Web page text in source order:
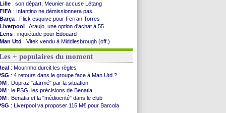
Lille : son départ, Meunier accuse Létang
FIFA : Infantino ne démissionnera pas
Barça : Flick esquive pour Ferran Torres
Liverpool : Araujo, une option d'achat à 55 ...
Lens : inquiétude pour Édouard
Man Utd : Vitek vendu à Middlesbrough (off.)
PSV: Sano recruté pour 14,5 M€ (officiel)
OM: Coventry pense à Angel Gomes
: Rafel Pol satisfait des progrès
: le Barça vainqueur puis battu
: Calhanoglu prêt à prolonger
: Abdelmonem veut rester
: le classement complet
: les résultats de la soirée
: Le Havre renversé par Oviedo
+ populaires du moment
: Mourinho durcit les règles
: 4 retours dans le groupe face à Man Utd ?
: Dupraz "alarmé" par la situation
: le PSG, les précisions de Benatia
: Benatia et la "médiocrité" dans le club
: Liverpool va proposer 115 M€ pour Barcola